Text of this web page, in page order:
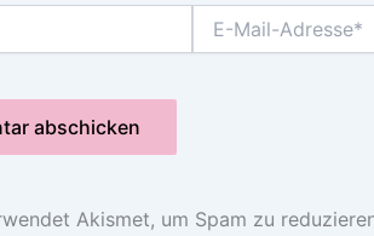
Mail-
Akismet, um Spam zu